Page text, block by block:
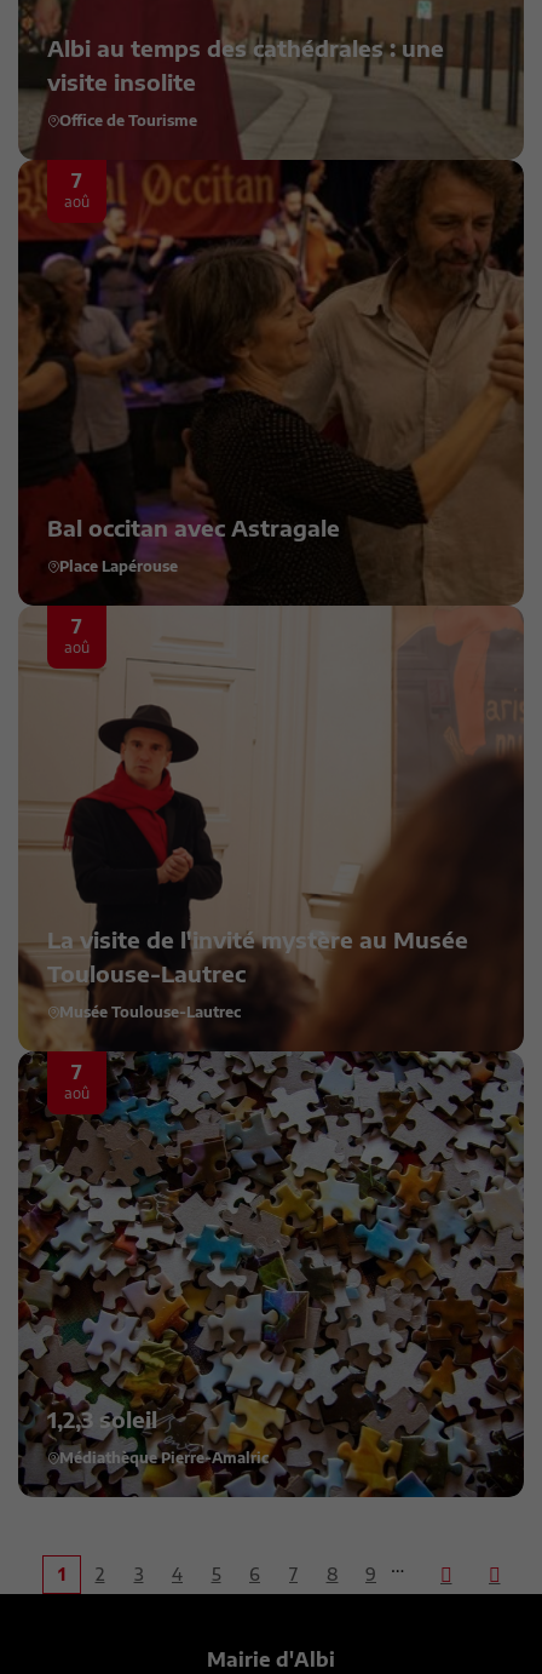
Albi au temps des cathédrales : une
visite insolite
Office de Tourisme
7
aoû
Bal occitan avec Astragale
Place Lapérouse
7
aoû
La visite de l'invité mystère au Musée
Toulouse-Lautrec
Musée Toulouse-Lautrec
7
aoû
1,2,3 soleil
Médiathèque Pierre-Amalric
1 2 3 4 5 6 7 8 9 …
Mairie d'Albi